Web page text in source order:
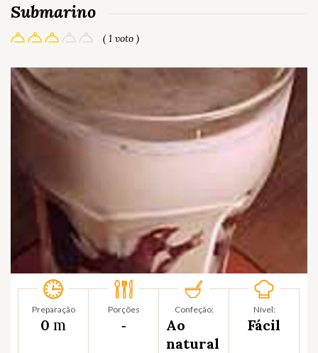
Submarino
( 1 voto )
Preparação
0 m
Porções
‐
Confeção:
Ao
natural
Nível:
Fácil